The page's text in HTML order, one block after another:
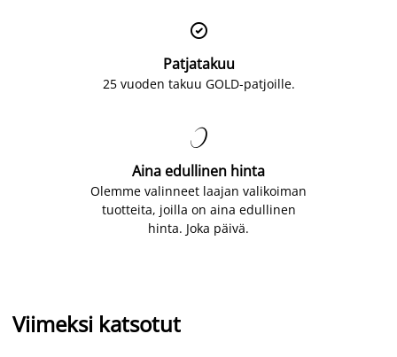

Patjatakuu
25 vuoden takuu GOLD-patjoille.

Aina edullinen hinta
Olemme valinneet laajan valikoiman
tuotteita, joilla on aina edullinen
hinta. Joka päivä.
Viimeksi katsotut